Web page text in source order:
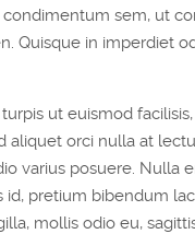
condimentum sem, ut
Quisque in imperdiet
ut euismod
aliquet orci nulla at
varius posuere. Nulla
pretium bibendum
mollis odio eu,